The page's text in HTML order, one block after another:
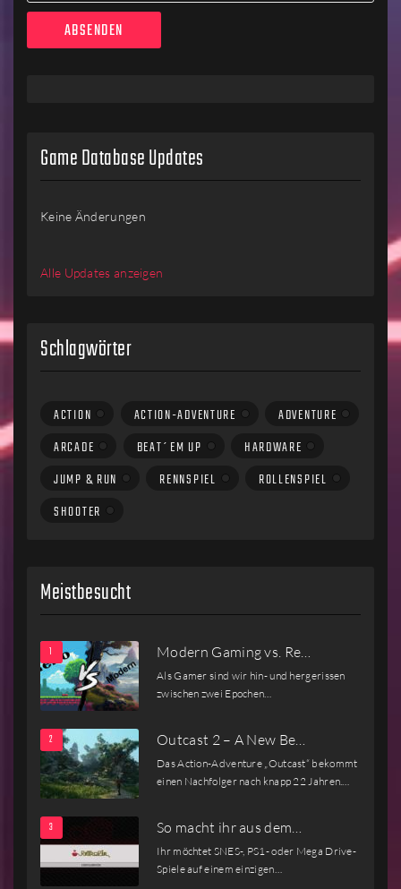
Game Database Updates
Keine Änderungen
Alle Updates anzeigen
Schlagwörter
ACTION ACTION-ADVENTURE
ADVENTURE
ARCADE
BEAT´EM UP
HARDWARE
JUMP & RUN
RENNSPIEL
ROLLENSPIEL
SHOOTER
Meistbesucht
Modern Gaming vs. Re…
Als Gamer sind wir hin- und hergerissen
zwischen zwei Epochen…
Outcast 2 – A New Be…
Das Action-Adventure „Outcast“ bekommt
einen Nachfolger nach knapp 22 Jahren.…
So macht ihr aus dem…
Ihr möchtet SNES-, PS1- oder Mega Drive-
Spiele auf einem einzigen…